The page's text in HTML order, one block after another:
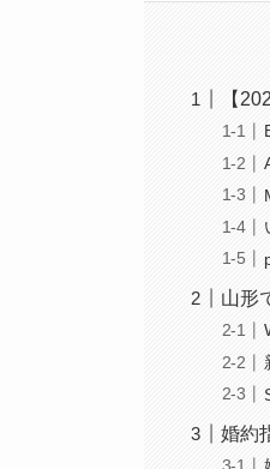
【
山形
婚約